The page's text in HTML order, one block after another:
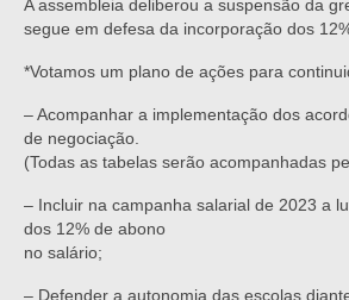
A assembleia deliberou a suspensão da
segue em defesa da incorporação dos
*Votamos um plano de ações para
– Acompanhar a implementação dos
de negociação.
(Todas as tabelas serão acompanhadas
– Incluir na campanha salarial de 2023 a
dos 12% de abono
no salário;
– Defender a autonomia das escolas